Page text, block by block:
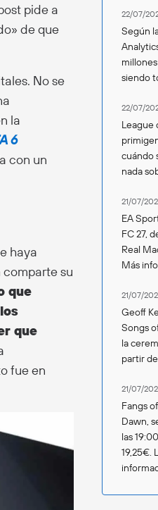
pide a
de que
No se
la
6
con un
haya
comparte su
que
que
fue en
22/07/
Según
siendo
22/07/
League
cuándo
nada
21/07/
EA
FC 27,
Real
Más info
21/07/
Geoff
Songs
la
partir
21/07/
Fangs
Dawn,
las
19,25€.